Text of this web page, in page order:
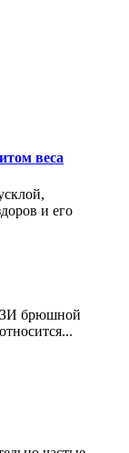
веса
и его
брюшной